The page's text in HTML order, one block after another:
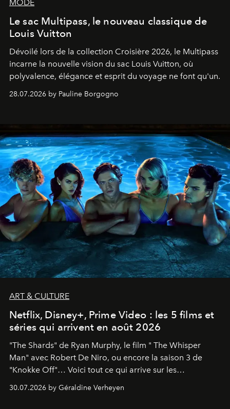
MODE
Le sac Multipass, le nouveau classique de
Louis Vuitton
Dévoilé lors de la collection Croisière 2026, le Multipass
incarne la nouvelle vision du sac Louis Vuitton, où
polyvalence, élégance et esprit du voyage ne font qu'un.
28.07.2026 by Pauline Borgogno
ART & CULTURE
Netflix, Disney+, Prime Video : les 5 films et
séries qui arrivent en août 2026
"The Shards" de Ryan Murphy, le film " The Whisper
Man" avec Robert De Niro, ou encore la saison 3 de
"Knokke Off"… Voici tout ce qui arrive sur les
plateformes de streaming en août 2026.
30.07.2026 by Géraldine Verheyen